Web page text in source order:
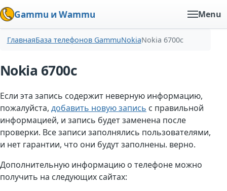
Gammu и Wammu Menu
ГлавнаяБаза телефонов GammuNokiaNokia 6700c
Nokia 6700c
Если эта запись содержит неверную информацию,
пожалуйста, добавить новую запись с правильной
информацией, и запись будет заменена после
проверки. Все записи заполнялись пользователями,
и нет гарантии, что они будут заполнены. верно.
Дополнительную информацию о телефоне можно
получить на следующих сайтах: